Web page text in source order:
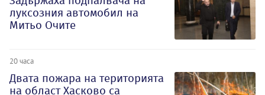
луксозния автомобил на
Митьо Очите
20 часа
Двата пожара на територията
на област Хасково са